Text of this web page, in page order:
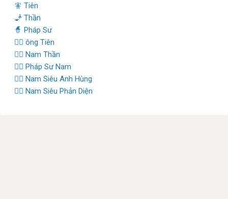
🧚 Tiên
🧞 Thần
🧙 Pháp Sư
🧚‍♂️ ông Tiên
🧞‍♂️ Nam Thần
🧙‍♂️ Pháp Sư Nam
🦸‍♂️ Nam Siêu Anh Hùng
🦹‍♂️ Nam Siêu Phản Diện